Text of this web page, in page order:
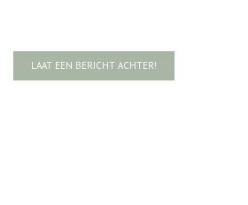
LAAT EEN BERICHT ACHTER!